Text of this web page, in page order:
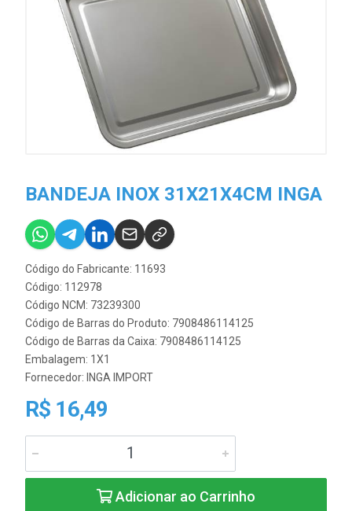
BANDEJA INOX 31X21X4CM INGA
Código do Fabricante: 11693
Código: 112978
Código NCM: 73239300
Código de Barras do Produto: 7908486114125
Código de Barras da Caixa: 7908486114125
Embalagem: 1X1
Fornecedor: INGA IMPORT
R$ 16,49
Adicionar ao Carrinho